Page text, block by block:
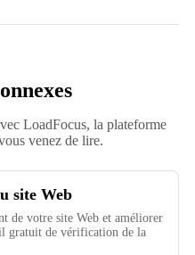
LoadFocus, la plateforme
venez de lire.
site Web
de votre site Web et améliorer
gratuit de vérification de la